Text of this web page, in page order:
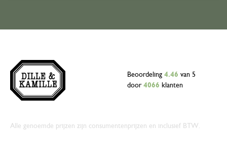
Beoordeling 4.46 van 5
door 4066 klanten
Alle genoemde prijzen zijn consumentenprijzen en inclusief BTW.